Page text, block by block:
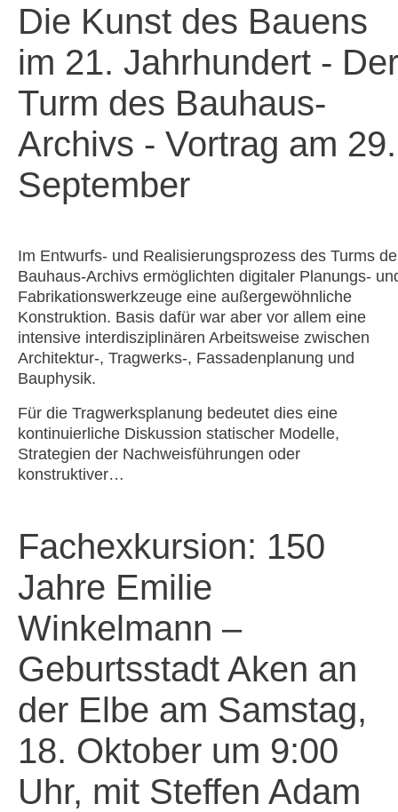
Die Kunst des Bauens
im 21. Jahrhundert - Der
Turm des Bauhaus-
Archivs - Vortrag am 29.
September
Im Entwurfs- und Realisierungsprozess des Turms
Bauhaus-Archivs ermöglichten digitaler Planungs-
Fabrikationswerkzeuge eine außergewöhnliche
Konstruktion. Basis dafür war aber vor allem eine
intensive interdisziplinären Arbeitsweise zwischen
Architektur-, Tragwerks-, Fassadenplanung und
Bauphysik.
Für die Tragwerksplanung bedeutet dies eine
kontinuierliche Diskussion statischer Modelle,
Strategien der Nachweisführungen oder
konstruktiver…
Fachexkursion: 150
Jahre Emilie
Winkelmann –
Geburtsstadt Aken an
der Elbe am Samstag,
18. Oktober um 9:00
Uhr, mit Steffen Adam